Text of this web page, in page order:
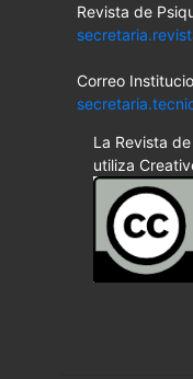
Revista de
Correo
La Revista
utiliza